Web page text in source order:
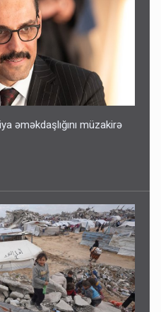
əməkdaşlığını müzakirə